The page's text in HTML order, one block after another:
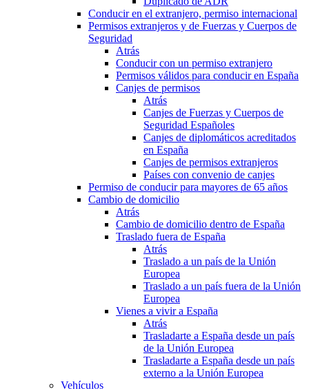
Conducir en el extranjero, permiso internacional
Permisos extranjeros y de Fuerzas y Cuerpos de
Seguridad
Atrás
Conducir con un permiso extranjero
Permisos válidos para conducir en España
Canjes de permisos
Atrás
Canjes de Fuerzas y Cuerpos de
Seguridad Españoles
Canjes de diplomáticos acreditados
en España
Canjes de permisos extranjeros
Países con convenio de canjes
Permiso de conducir para mayores de 65 años
Cambio de domicilio
Atrás
Cambio de domicilio dentro de España
Traslado fuera de España
Atrás
Traslado a un país de la Unión
Europea
Traslado a un país fuera de la Unión
Europea
Vienes a vivir a España
Atrás
Trasladarte a España desde un país
de la Unión Europea
Trasladarte a España desde un país
externo a la Unión Europea
Vehículos